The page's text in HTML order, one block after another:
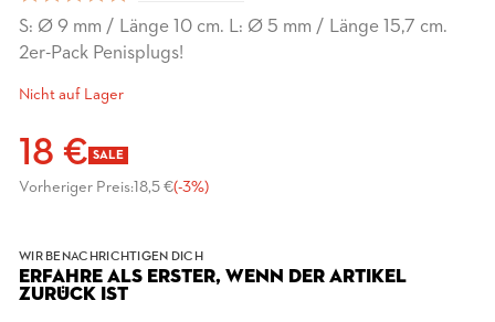
S: Ø 9 mm / Länge 10 cm. L: Ø 5 mm / Länge 15,7 cm.
2er-Pack Penisplugs!
Nicht auf Lager
18 € SALE
Vorheriger Preis:18,5 €(-3%)
WIR BENACHRICHTIGEN DICH
ERFAHRE ALS ERSTER, WENN DER ARTIKEL
ZURÜCK IST